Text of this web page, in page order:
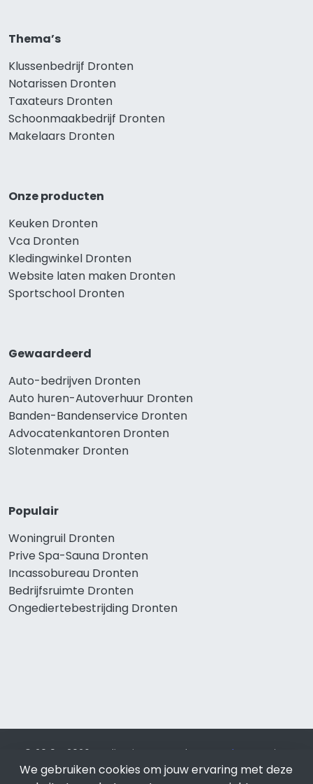
Thema’s
Klussenbedrijf Dronten
Notarissen Dronten
Taxateurs Dronten
Schoonmaakbedrijf Dronten
Makelaars Dronten
Onze producten
Keuken Dronten
Vca Dronten
Kledingwinkel Dronten
Website laten maken Dronten
Sportschool Dronten
Gewaardeerd
Auto-bedrijven Dronten
Auto huren-Autoverhuur Dronten
Banden-Bandenservice Dronten
Advocatenkantoren Dronten
Slotenmaker Dronten
Populair
Woningruil Dronten
Prive Spa-Sauna Dronten
Incassobureau Dronten
Bedrijfsruimte Dronten
Ongediertebestrijding Dronten
© 2019 - 2026 Realisatie en SEO door SEO-bureau
Lion
Internet. Betaal alleen voor bewezen resultaten?SEO
We gebruiken cookies om jouw ervaring met deze